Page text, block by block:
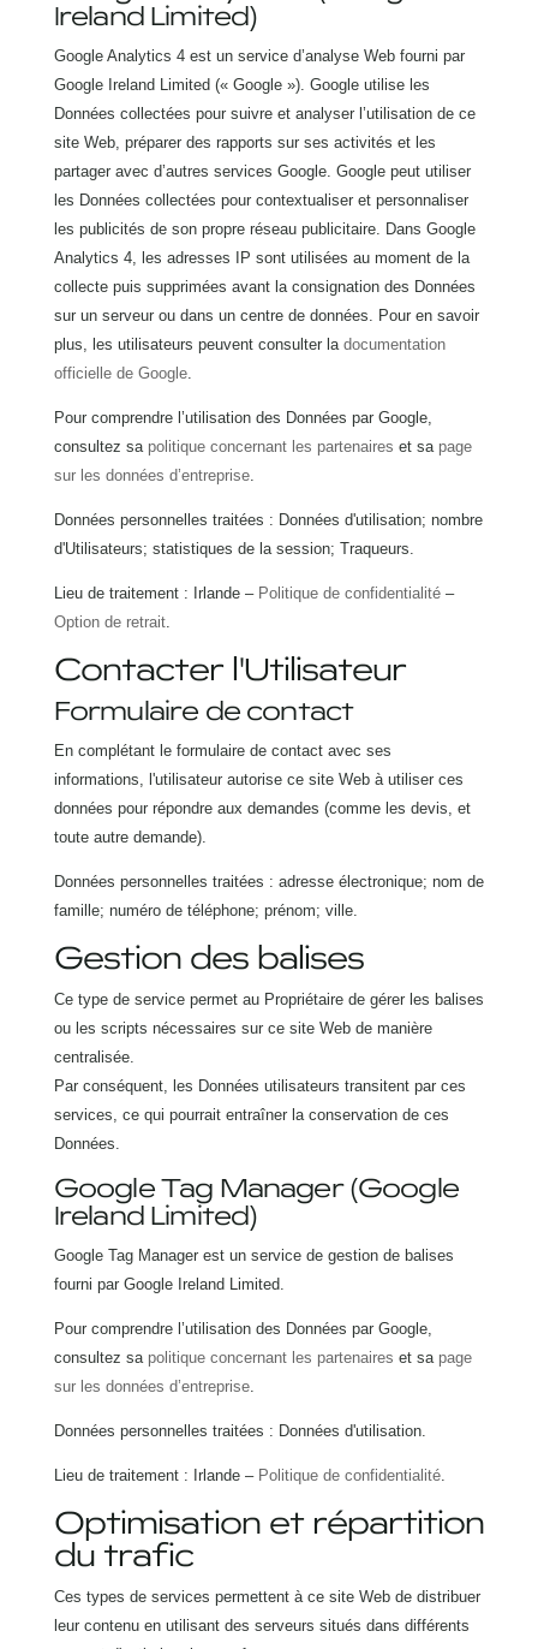
Ireland Limited)
Google Analytics 4 est un service d’analyse Web fourni par
Google Ireland Limited (« Google »). Google utilise les
Données collectées pour suivre et analyser l’utilisation de ce
site Web, préparer des rapports sur ses activités et les
partager avec d’autres services Google. Google peut utiliser
les Données collectées pour contextualiser et personnaliser
les publicités de son propre réseau publicitaire. Dans Google
Analytics 4, les adresses IP sont utilisées au moment de la
collecte puis supprimées avant la consignation des Données
sur un serveur ou dans un centre de données. Pour en savoir
plus, les utilisateurs peuvent consulter la documentation
officielle de Google.
Pour comprendre l’utilisation des Données par Google,
consultez sa politique concernant les partenaires et sa page
sur les données d’entreprise.
Données personnelles traitées : Données d'utilisation; nombre
d'Utilisateurs; statistiques de la session; Traqueurs.
Lieu de traitement : Irlande – Politique de confidentialité–
Option de retrait.
Contacter l'Utilisateur
Formulaire de contact
En complétant le formulaire de contact avec ses
informations, l'utilisateur autorise ce site Web à utiliser ces
données pour répondre aux demandes (comme les devis, et
toute autre demande).
Données personnelles traitées : adresse électronique; nom de
famille; numéro de téléphone; prénom; ville.
Gestion des balises
Ce type de service permet au Propriétaire de gérer les balises
ou les scripts nécessaires sur ce site Web de manière
centralisée.
Par conséquent, les Données utilisateurs transitent par ces
services, ce qui pourrait entraîner la conservation de ces
Données.
Google Tag Manager (Google
Ireland Limited)
Google Tag Manager est un service de gestion de balises
fourni par Google Ireland Limited.
Pour comprendre l’utilisation des Données par Google,
consultez sa politique concernant les partenaires et sa page
sur les données d’entreprise.
Données personnelles traitées : Données d'utilisation.
Lieu de traitement : Irlande – Politique de confidentialité.
Optimisation et répartition
du trafic
Ces types de services permettent à ce site Web de distribuer
leur contenu en utilisant des serveurs situés dans différents